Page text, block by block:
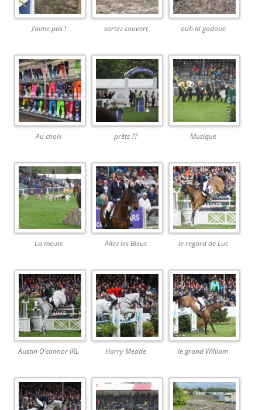
J’aime pas ! sortez couvert ouh la gadoue
Au choix prêts ?? Musique
La meute Allez les Bleus le regard de Luc
Austin O’connor IRL Harry Meade le grand William